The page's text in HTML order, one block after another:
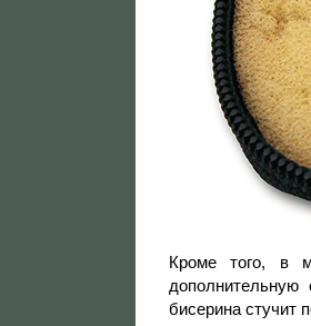
Кроме того, в
бисерина стучит